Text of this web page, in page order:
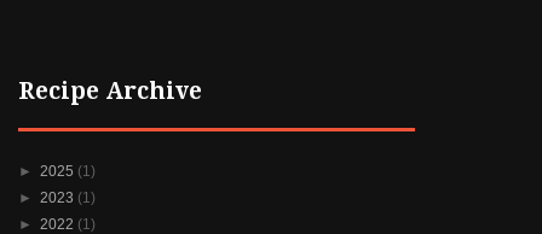
Recipe Archive
► 2025 (1)
► 2023 (1)
► 2022 (1)